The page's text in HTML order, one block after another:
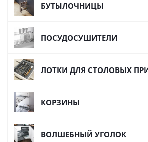
БУТЫЛОЧНИЦЫ
ПОСУДОСУШИТЕЛИ
ЛОТКИ ДЛЯ СТОЛОВЫХ
КОРЗИНЫ
ВОЛШЕБНЫЙ УГОЛОК